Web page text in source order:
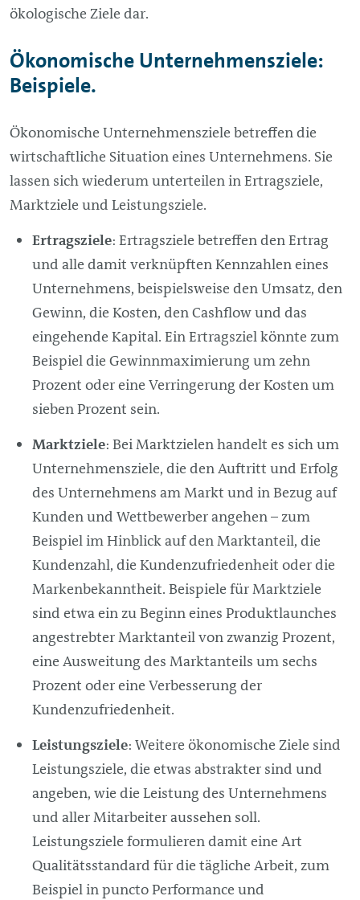
ökologische Ziele dar.
Ökonomische Unternehmensziele:
Beispiele.
Ökonomische Unternehmensziele betreffen die
wirtschaftliche Situation eines Unternehmens. Sie
lassen sich wiederum unterteilen in Ertragsziele,
Marktziele und Leistungsziele.
Ertragsziele: Ertragsziele betreffen den Ertrag
und alle damit verknüpften Kennzahlen eines
Unternehmens, beispielsweise den Umsatz, den
Gewinn, die Kosten, den Cashflow und das
eingehende Kapital. Ein Ertragsziel könnte zum
Beispiel die Gewinnmaximierung um zehn
Prozent oder eine Verringerung der Kosten um
sieben Prozent sein.
Marktziele: Bei Marktzielen handelt es sich um
Unternehmensziele, die den Auftritt und Erfolg
des Unternehmens am Markt und in Bezug auf
Kunden und Wettbewerber angehen – zum
Beispiel im Hinblick auf den Marktanteil, die
Kundenzahl, die Kundenzufriedenheit oder die
Markenbekanntheit. Beispiele für Marktziele
sind etwa ein zu Beginn eines Produktlaunches
angestrebter Marktanteil von zwanzig Prozent,
eine Ausweitung des Marktanteils um sechs
Prozent oder eine Verbesserung der
Kundenzufriedenheit.
Leistungsziele: Weitere ökonomische Ziele sind
Leistungsziele, die etwas abstrakter sind und
angeben, wie die Leistung des Unternehmens
und aller Mitarbeiter aussehen soll.
Leistungsziele formulieren damit eine Art
Qualitätsstandard für die tägliche Arbeit, zum
Beispiel in puncto Performance und